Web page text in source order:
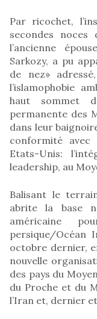
Par ricochet,
secondes noces
l’ancienne
Sarkozy, a pu
de nez»
l’islamophobie
haut sommet
permanente des
dans leur
conformité avec
Etats-Unis:
leadership, au
Balisant le
abrite la base
américaine
persique/Océan
octobre dernier,
nouvelle
des pays du
du Proche et du
l’Iran et, dernier